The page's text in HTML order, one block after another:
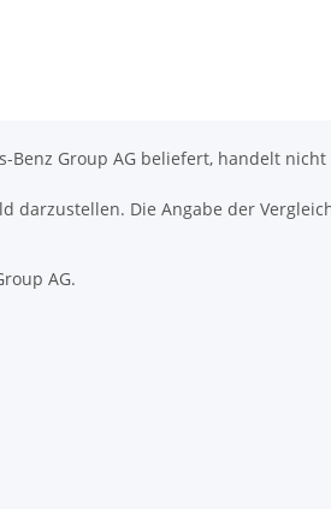
Group AG beliefert, handelt
darzustellen. Die Angabe der
AG.